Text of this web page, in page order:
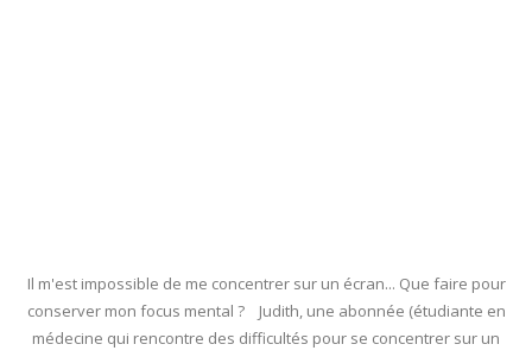
Il m'est impossible de me concentrer sur un écran... Que faire pour
conserver mon focus mental ? Judith, une abonnée (étudiante en
médecine qui rencontre des difficultés pour se concentrer sur un